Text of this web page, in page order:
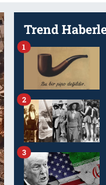
Trend
1
2
3